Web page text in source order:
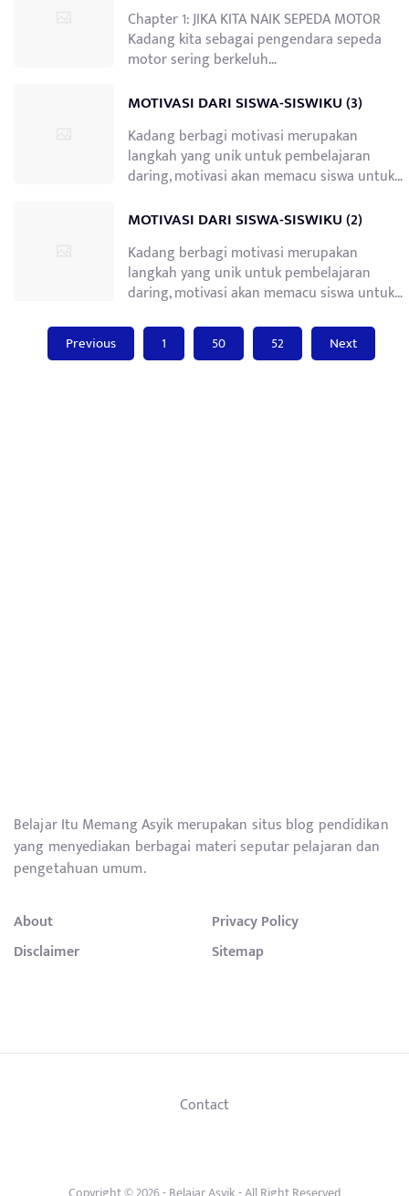
Chapter 1: JIKA KITA NAIK SEPEDA MOTOR
Kadang kita sebagai pengendara sepeda
motor sering berkeluh…
MOTIVASI DARI SISWA-SISWIKU (3)
Kadang berbagi motivasi merupakan
langkah yang unik untuk pembelajaran
daring, motivasi akan memacu siswa untuk…
MOTIVASI DARI SISWA-SISWIKU (2)
Kadang berbagi motivasi merupakan
langkah yang unik untuk pembelajaran
daring, motivasi akan memacu siswa untuk…
Posts
pagination
Previous 1 50 52 Next
Belajar Itu Memang Asyik merupakan situs blog pendidikan
yang menyediakan berbagai materi seputar pelajaran dan
pengetahuan umum.
About
Privacy Policy
Disclaimer
Sitemap
Contact